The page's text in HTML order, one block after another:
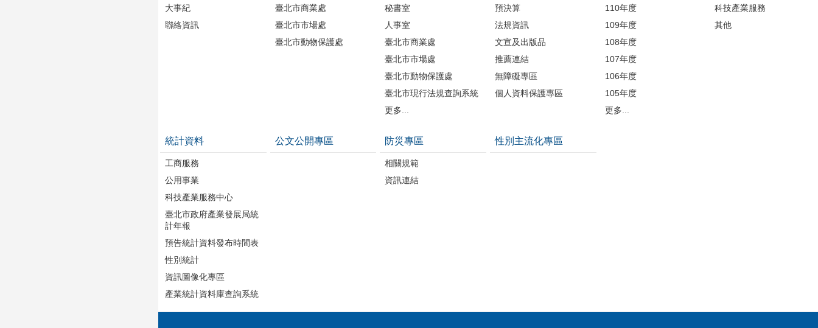
大事紀
聯絡資訊
臺北市商業處
臺北市市場處
臺北市動物保護處
秘書室
人事室
臺北市商業處
臺北市市場處
臺北市動物保護處
臺北市現行法規查詢系統
更多...
預決算
法規資訊
文宣及出版品
推薦連結
無障礙專區
個人資料保護專區
110年度
109年度
108年度
107年度
106年度
105年度
更多...
科技產業服務
其他
統計資料
工商服務
公用事業
科技產業服務中心
臺北市政府產業發展局統
計年報
預告統計資料發布時間表
性別統計
資訊圖像化專區
產業統計資料庫查詢系統
公文公開專區 防災專區
相關規範
資訊連結
性別主流化專區